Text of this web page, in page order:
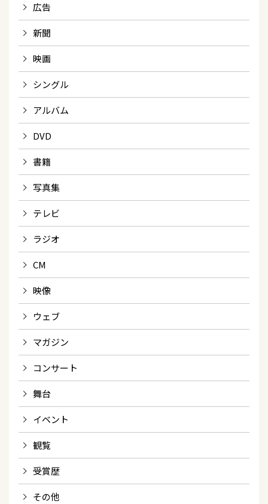
広告
新聞
映画
シングル
アルバム
DVD
書籍
写真集
テレビ
ラジオ
CM
映像
ウェブ
マガジン
コンサート
舞台
イベント
観覧
受賞歴
その他